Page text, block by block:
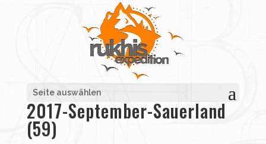
Seite auswählen
2017-September-Sauerland
(59)